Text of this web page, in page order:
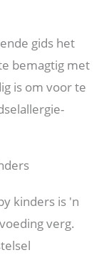
gids het
bemagtig met
is om voor te
kinders is 'n
verg.